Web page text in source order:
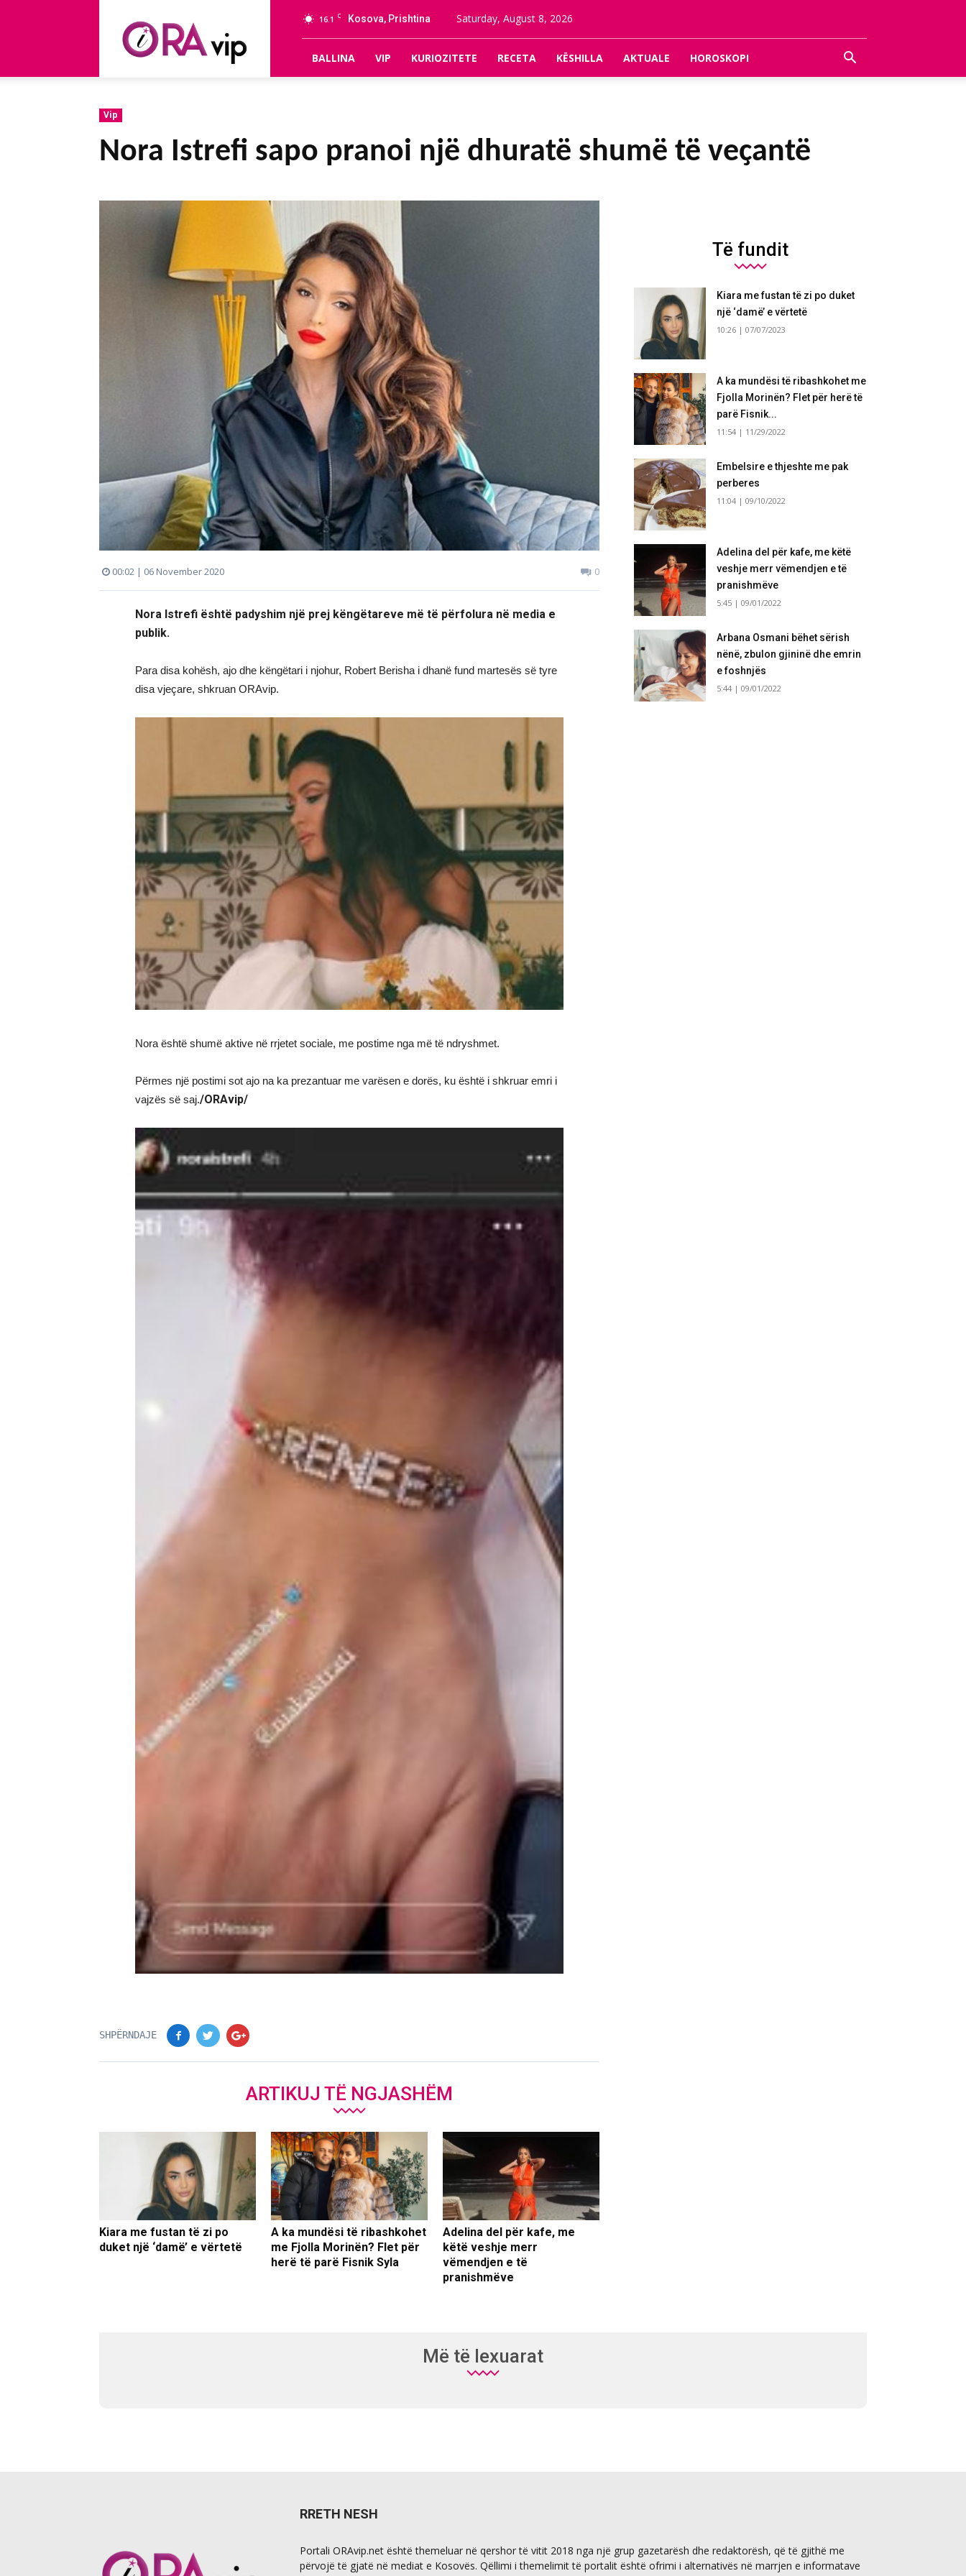
16.1 C Kosova, Prishtina Saturday, August 8, 2026
BALLINA VIP KURIOZITETE RECETA KËSHILLA AKTUALE HOROSKOPI
Vip
Nora Istrefi sapo pranoi një dhuratë shumë të veҫantë
00:02 | 06 November 2020 0
Nora Istrefi është padyshim një prej këngëtareve më të përfolura në media e
publik.
Para disa kohësh, ajo dhe këngëtari i njohur, Robert Berisha i dhanë fund martesës së tyre
disa vjeçare, shkruan ORAvip.
Nora është shumë aktive në rrjetet sociale, me postime nga më të ndryshmet.
Përmes një postimi sot ajo na ka prezantuar me varësen e dorës, ku është i shkruar emri i
vajzës së saj./ORAvip/
SHPËRNDAJE
ARTIKUJ TË NGJASHËM
Kiara me fustan të zi po
duket një ‘damë’ e vërtetë
A ka mundësi të ribashkohet
me Fjolla Morinën? Flet për
herë të parë Fisnik Syla
Adelina del për kafe, me
këtë veshje merr
vëmendjen e të
pranishmëve
Të fundit
Kiara me fustan të zi po duket
një ‘damë’ e vërtetë
10:26 | 07/07/2023
A ka mundësi të ribashkohet me
Fjolla Morinën? Flet për herë të
parë Fisnik...
11:54 | 11/29/2022
Embelsire e thjeshte me pak
perberes
11:04 | 09/10/2022
Adelina del për kafe, me këtë
veshje merr vëmendjen e të
pranishmëve
5:45 | 09/01/2022
Arbana Osmani bëhet sërish
nënë, zbulon gjininë dhe emrin
e foshnjës
5:44 | 09/01/2022
Më të lexuarat
RRETH NESH
Portali ORAvip.net është themeluar në qershor të vitit 2018 nga një grup gazetarësh dhe redaktorësh, që të gjithë me
përvojë të gjatë në mediat e Kosovës. Qëllimi i themelimit të portalit është ofrimi i alternativës në marrjen e informatave